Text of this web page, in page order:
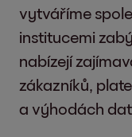
vytváříme
institucemi
nabízejí
zákazníků,
a výhodách